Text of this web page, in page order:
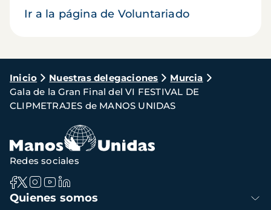
Ir a la página de Voluntariado
Ruta
de
navegación
Inicio Nuestras delegaciones
Murcia
Gala de la Gran Final del VI FESTIVAL DE
CLIPMETRAJES de MANOS UNIDAS
Navegación
principal
Quienes somos
Redes sociales